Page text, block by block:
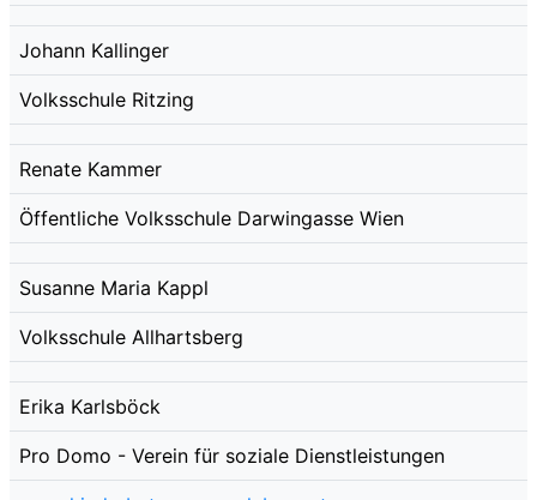
Johann Kallinger
Volksschule Ritzing
Renate Kammer
Öffentliche Volksschule Darwingasse Wien
Susanne Maria Kappl
Volksschule Allhartsberg
Erika Karlsböck
Pro Domo - Verein für soziale Dienstleistungen